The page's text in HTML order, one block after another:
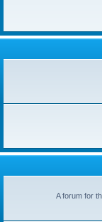
A forum for